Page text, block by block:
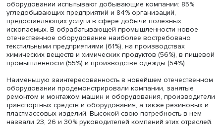
Виктория Семина